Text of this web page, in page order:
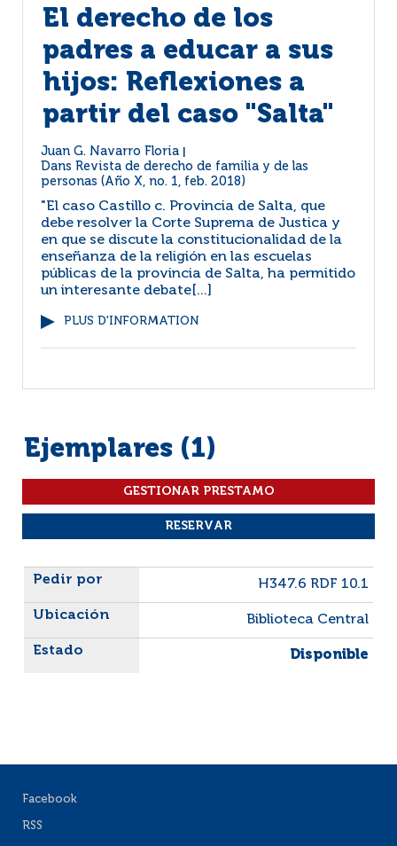
El derecho de los
padres a educar a sus
hijos: Reflexiones a
partir del caso "Salta"
Juan G. Navarro Floria
Dans Revista de derecho de familia y de las
personas (Año X, no. 1, feb. 2018)
"El caso Castillo c. Provincia de Salta, que
debe resolver la Corte Suprema de Justica y
en que se discute la constitucionalidad de la
enseñanza de la religión en las escuelas
públicas de la provincia de Salta, ha permitido
un interesante debate[...]
PLUS D'INFORMATION
Ejemplares (1)
Liste des exemplaires
H347.6 RDF 10.1
Biblioteca Central
Disponible
Facebook
RSS